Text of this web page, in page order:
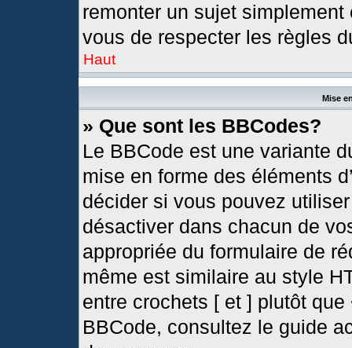
remonter un sujet
vous de respecter les règles
Haut
Mise
» Que sont les BBCodes?
Le BBCode est une variante
mise en forme des éléments
décider si vous pouvez
désactiver dans chacun de
appropriée du formulaire de
même est similaire au style
entre crochets [ et ] plutôt
BBCode, consultez le guide